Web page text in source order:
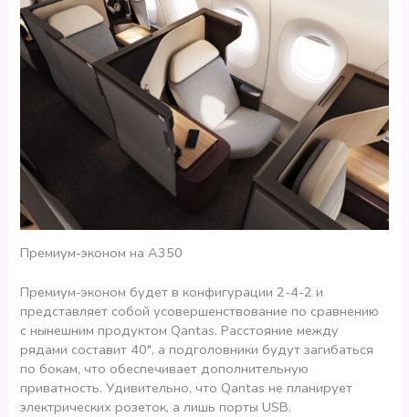
Премиум-эконом на А350
Премиум-эконом будет в конфигурации 2-4-2 и
представляет собой усовершенствование по сравнению
с нынешним продуктом Qantas. Расстояние между
рядами составит 40″, а подголовники будут загибаться
по бокам, что обеспечивает дополнительную
приватность. Удивительно, что Qantas не планирует
электрических розеток, а лишь порты USB.